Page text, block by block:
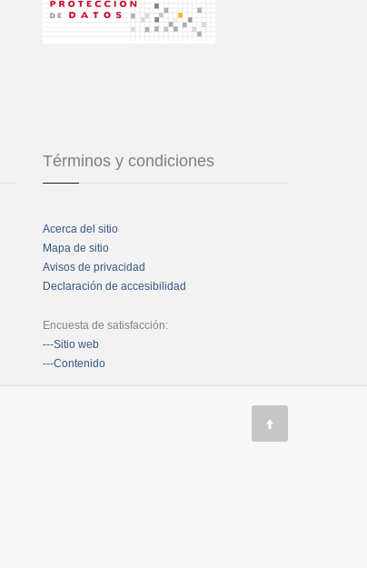
Términos y condiciones
Acerca del sitio
Mapa de sitio
Avisos de privacidad
Declaración de accesibilidad
Encuesta de satisfacción:
---Sitio web
---Contenido